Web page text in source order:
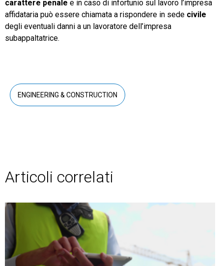
carattere penale e in caso di infortunio sul lavoro l’impresa
affidataria può essere chiamata a rispondere in sede civile
degli eventuali danni a un lavoratore dell’impresa
subappaltatrice.
ENGINEERING & CONSTRUCTION
Articoli correlati